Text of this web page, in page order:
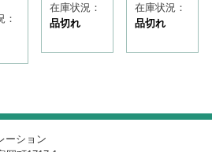
：
在庫状況：
品切れ
在庫状況：
品切れ
ーション